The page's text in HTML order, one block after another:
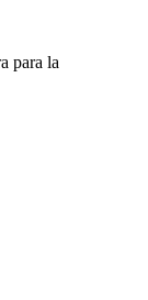
para la